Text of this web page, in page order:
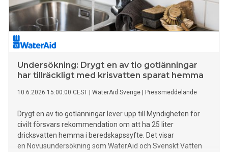
Undersökning: Drygt en av tio gotlänningar
har tillräckligt med krisvatten sparat hemma
10.6.2026 15:00:00 CEST WaterAid Sverige Pressmeddelande
Drygt en av tio gotlänningar lever upp till Myndigheten för
civilt försvars rekommendation om att ha 25 liter
dricksvatten hemma i beredskapssyfte. Det visar
en Novusundersökning som WaterAid och Svenskt Vatten